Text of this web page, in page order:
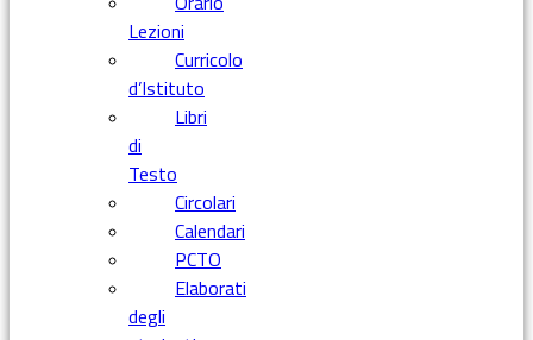
Lezioni
Curricolo
d’Istituto
Libri
di
Testo
Circolari
Calendari
PCTO
Elaborati
degli